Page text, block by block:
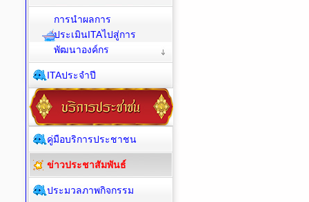
การนำผลการ
ประเมินITAไปสู่การ
พัฒนาองค์กร
ITAประจำปี
คู่มือบริการประชาชน
ข่าวประชาสัมพันธ์
ประมวลภาพกิจกรรม